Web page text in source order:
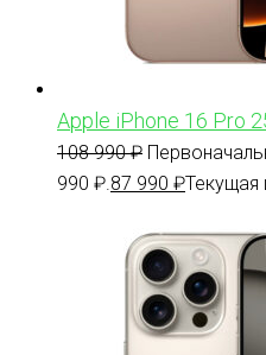
Apple iPhone 16 Pro
108 990₽
990 ₽. 87 990 ₽Текущая